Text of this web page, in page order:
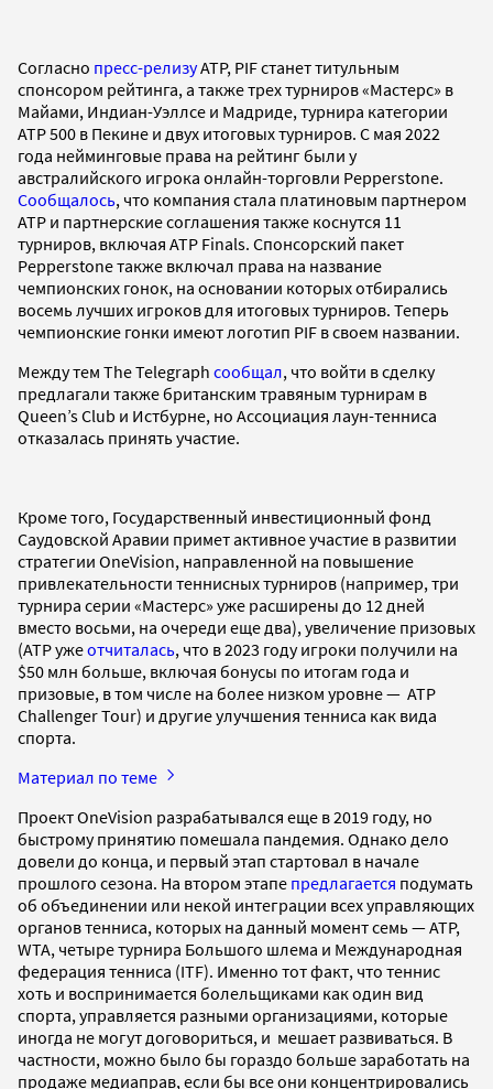
Согласно пресс-релизуATP, PIF станет титульным
спонсором рейтинга, а также трех турниров «Мастерс» в
Майами, Индиан-Уэллсе и Мадриде, турнира категории
ATP 500 в Пекине и двух итоговых турниров. С мая 2022
года нейминговые права на рейтинг были у
австралийского игрока онлайн-торговли Pepperstone.
Сообщалось, что компания стала платиновым партнером
ATP и партнерские соглашения также коснутся 11
турниров, включая ATP Finals. Спонсорский пакет
Pepperstone также включал права на название
чемпионских гонок, на основании которых отбирались
восемь лучших игроков для итоговых турниров. Теперь
чемпионские гонки имеют логотип PIF в своем названии.
Между тем The Telegraph сообщал, что войти в сделку
предлагали также британским травяным турнирам в
Queen’s Club и Истбурне, но Ассоциация лаун-тенниса
отказалась принять участие.
Кроме того, Государственный инвестиционный фонд
Саудовской Аравии примет активное участие в развитии
стратегии OneVision, направленной на повышение
привлекательности теннисных турниров (например, три
турнира серии «Мастерс» уже расширены до 12 дней
вместо восьми, на очереди еще два), увеличение призовых
(ATP ужеотчиталась, что в 2023 году игроки получили на
$50 млн больше, включая бонусы по итогам года и
призовые, в том числе на более низком уровне — ATP
Challenger Tour) и другие улучшения тенниса как вида
спорта.
Материал по теме
Проект OneVision разрабатывался еще в 2019 году, но
быстрому принятию помешала пандемия. Однако дело
довели до конца, и первый этап стартовал в начале
прошлого сезона. На втором этапе предлагается подумать
об объединении или некой интеграции всех управляющих
органов тенниса, которых на данный момент семь — ATP,
WTA, четыре турнира Большого шлема и Международная
федерация тенниса (ITF). Именно тот факт, что теннис
хоть и воспринимается болельщиками как один вид
спорта, управляется разными организациями, которые
иногда не могут договориться, и мешает развиваться. В
частности, можно было бы гораздо больше заработать на
продаже медиаправ, если бы все они концентрировались